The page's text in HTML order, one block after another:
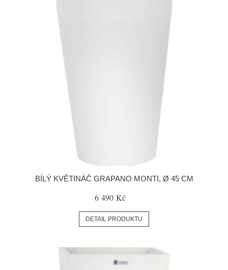
BÍLÝ KVĚTINÁČ GRAPANO MONTI, Ø 45 CM
6 490 Kč
DETAIL PRODUKTU